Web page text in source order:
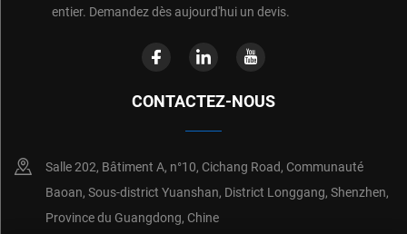
entier. Demandez dès aujourd'hui un devis.
CONTACTEZ-NOUS
Salle 202, Bâtiment A, n°10, Cichang Road, Communauté
Baoan, Sous-district Yuanshan, District Longgang, Shenzhen,
Province du Guangdong, Chine